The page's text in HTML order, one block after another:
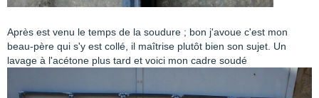
Après est venu le temps de la soudure ; bon j'avoue c'est mon
beau-père qui s'y est collé, il maîtrise plutôt bien son sujet. Un
lavage à l'acétone plus tard et voici mon cadre soudé